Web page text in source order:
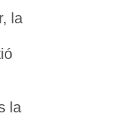
la
la